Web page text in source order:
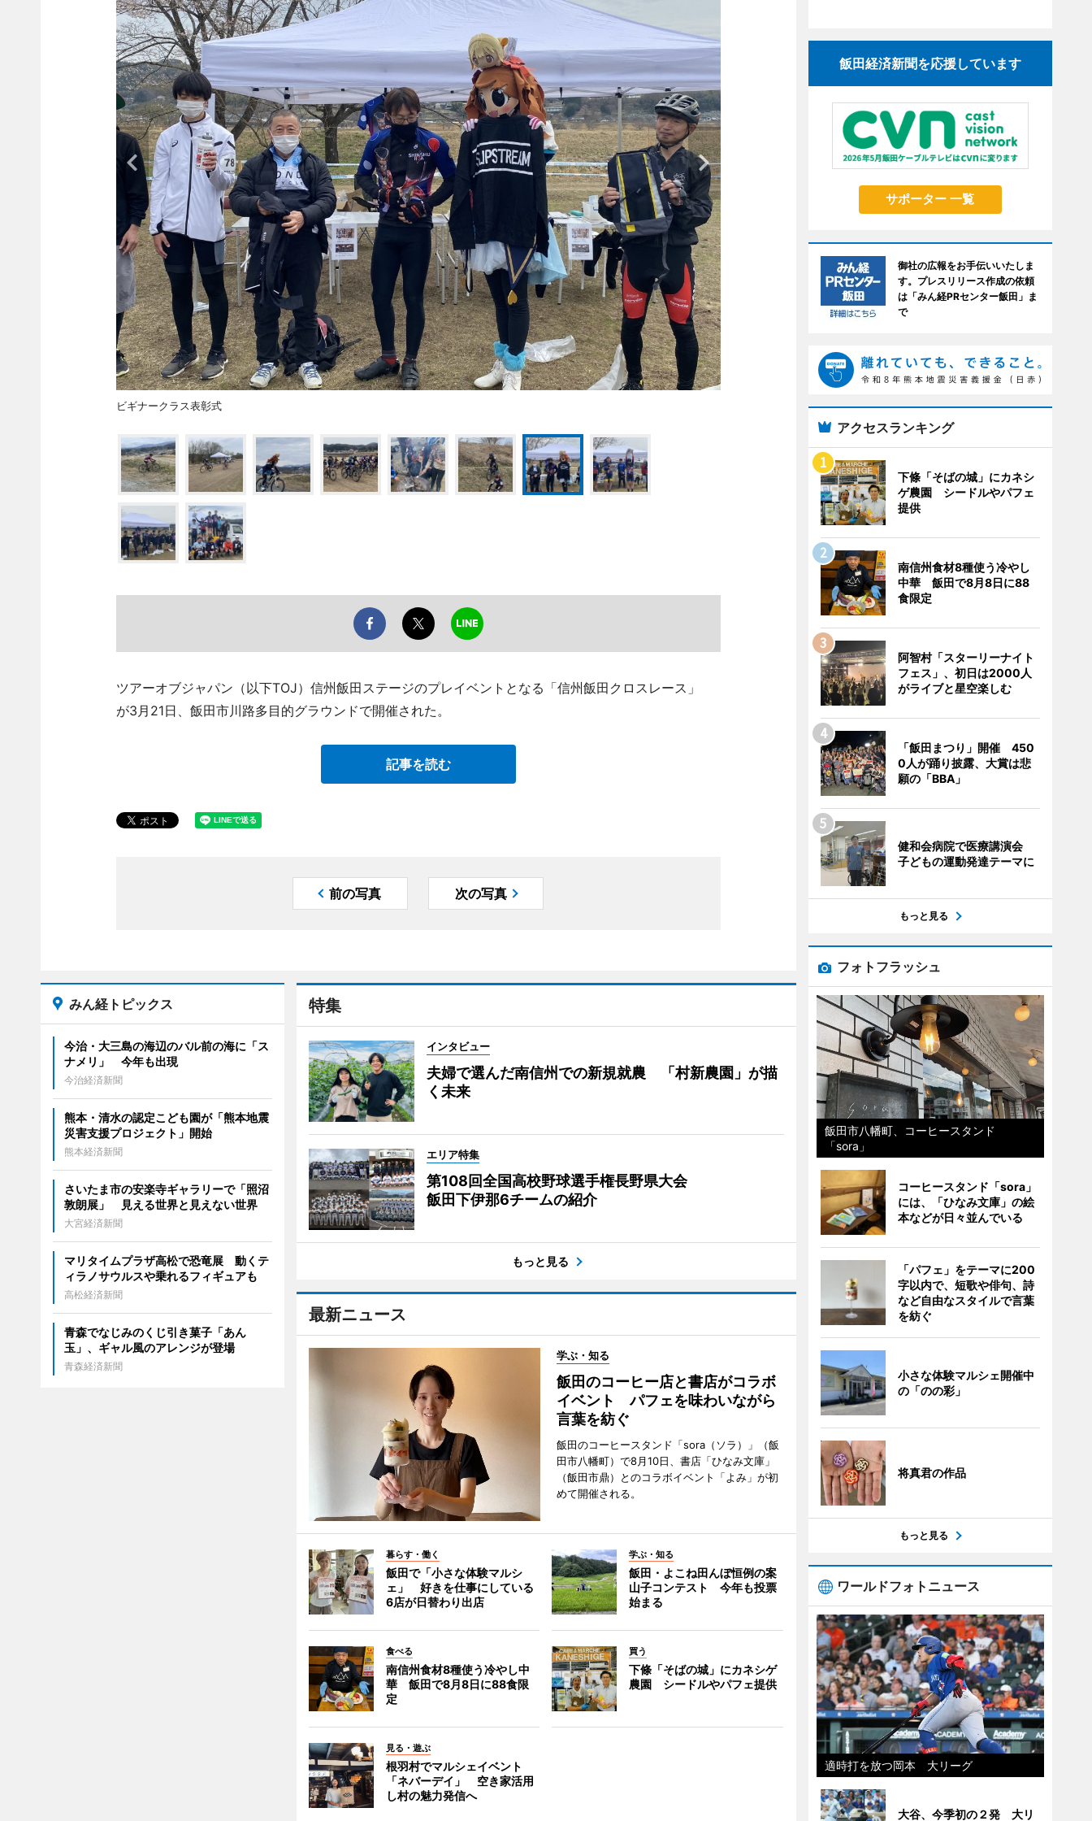
ビギナークラス表彰式
ツアーオブジャパン（以下TOJ）信州飯田ステージのプレイベントとなる「信州飯田クロスレース」
が3月21日、飯田市川路多目的グラウンドで開催された。
記事を読む
前の写真 次の写真
特集
インタビュー
夫婦で選んだ南信州での新規就農 「村新農園」が描
く未来
エリア特集
第108回全国高校野球選手権長野県大会
飯田下伊那6チームの紹介
もっと見る
最新ニュース
学ぶ・知る
飯田のコーヒー店と書店がコラボ
イベント パフェを味わいながら
言葉を紡ぐ
飯田のコーヒースタンド「sora（ソラ）」（飯
田市八幡町）で8月10日、書店「ひなみ文庫」
（飯田市鼎）とのコラボイベント「よみ」が初
めて開催される。
暮らす・働く
飯田で「小さな体験マルシ
ェ」 好きを仕事にしている
6店が日替わり出店
学ぶ・知る
飯田・よこね田んぼ恒例の案
山子コンテスト 今年も投票
始まる
食べる
南信州食材8種使う冷やし中
華 飯田で8月8日に88食限
定
買う
下條「そばの城」にカネシゲ
農園 シードルやパフェ提供
見る・遊ぶ
根羽村でマルシェイベント
「ネバーデイ」 空き家活用
し村の魅力発信へ
みん経トピックス
今治・大三島の海辺のバル前の海に「ス
ナメリ」 今年も出現
今治経済新聞
熊本・清水の認定こども園が「熊本地震
災害支援プロジェクト」開始
熊本経済新聞
さいたま市の安楽寺ギャラリーで「照沼
敦朗展」 見える世界と見えない世界
大宮経済新聞
マリタイムプラザ高松で恐竜展 動くテ
ィラノサウルスや乗れるフィギュアも
高松経済新聞
青森でなじみのくじ引き菓子「あん
玉」、ギャル風のアレンジが登場
青森経済新聞
飯田経済新聞を応援しています
サポーター 一覧
御社の広報をお手伝いいたしま
す。プレスリリース作成の依頼
は「みん経PRセンター飯田」ま
で
アクセスランキング
下條「そばの城」にカネシ
ゲ農園 シードルやパフェ
提供
南信州食材8種使う冷やし
中華 飯田で8月8日に88
食限定
阿智村「スターリーナイト
フェス」、初日は2000人
がライブと星空楽しむ
「飯田まつり」開催 450
0人が踊り披露、大賞は悲
願の「BBA」
健和会病院で医療講演会
子どもの運動発達テーマに
もっと見る
フォトフラッシュ
飯田市八幡町、コーヒースタンド
「sora」
コーヒースタンド「sora」
には、「ひなみ文庫」の絵
本などが日々並んでいる
「パフェ」をテーマに200
字以内で、短歌や俳句、詩
など自由なスタイルで言葉
を紡ぐ
小さな体験マルシェ開催中
の「のの彩」
将真君の作品
もっと見る
ワールドフォトニュース
適時打を放つ岡本 大リーグ
大谷、今季初の２発 大リ